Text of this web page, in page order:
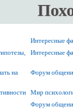
Интересные
Интересные
на
Форум
Мир
Форум